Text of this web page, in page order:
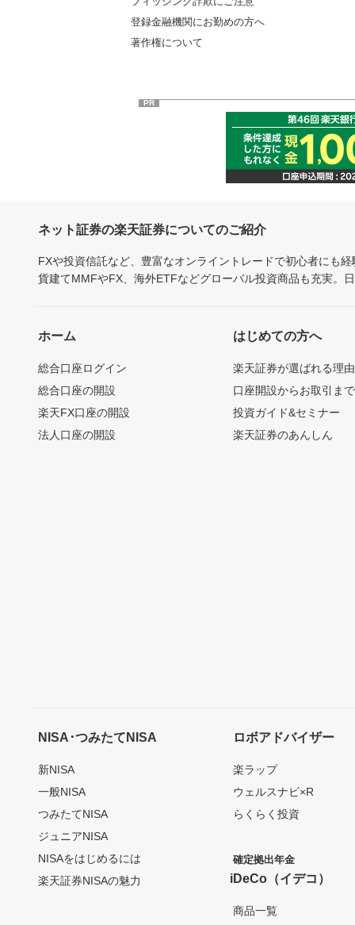
登録金融機関にお勤めの方へ
著作権について
PR
ネット証券の楽天証券についてのご紹介
FXや投資信託など、豊富なオンライントレードで初心者にも
貨建てMMFやFX、海外ETFなどグローバル投資商品も充実。
ホーム
総合口座ログイン
総合口座の開設
楽天FX口座の開設
法人口座の開設
はじめての方へ
楽天証券が選ばれる理由
口座開設からお取引ま
投資ガイド&セミナー
楽天証券のあんしん
NISA･つみたてNISA
新NISA
一般NISA
つみたてNISA
ジュニアNISA
NISAをはじめるには
楽天証券NISAの魅力
ロボアドバイザー
楽ラップ
ウェルスナビ×R
らくらく投資
確定拠出年金
iDeCo（イデコ）
商品一覧